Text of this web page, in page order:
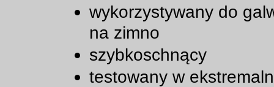
wykorzystywany do
na zimno
szybkoschnący
testowany w